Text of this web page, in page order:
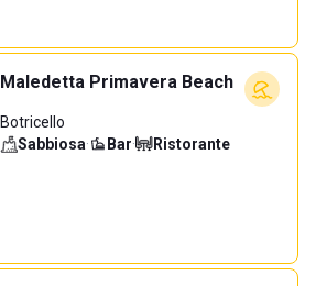
Maledetta Primavera Beach
Botricello
Sabbiosa· Bar· Ristorante